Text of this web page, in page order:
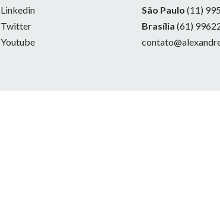
Linkedin
Twitter
Youtube
São Paulo (11)
Brasília (61)